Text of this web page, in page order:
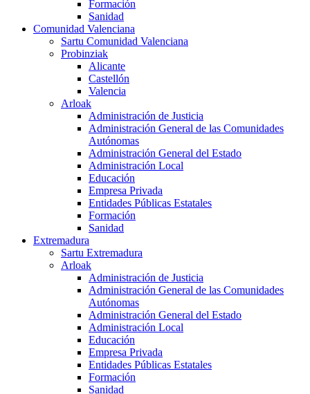
Formación
Sanidad
Comunidad Valenciana
Sartu Comunidad Valenciana
Probinziak
Alicante
Castellón
Valencia
Arloak
Administración de Justicia
Administración General de las Comunidades
Autónomas
Administración General del Estado
Administración Local
Educación
Empresa Privada
Entidades Públicas Estatales
Formación
Sanidad
Extremadura
Sartu Extremadura
Arloak
Administración de Justicia
Administración General de las Comunidades
Autónomas
Administración General del Estado
Administración Local
Educación
Empresa Privada
Entidades Públicas Estatales
Formación
Sanidad